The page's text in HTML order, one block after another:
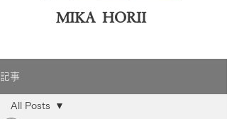
MIKA HORII
記事
All Posts